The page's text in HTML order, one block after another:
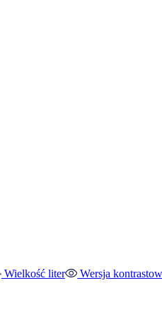
Wielkość liter Wersja